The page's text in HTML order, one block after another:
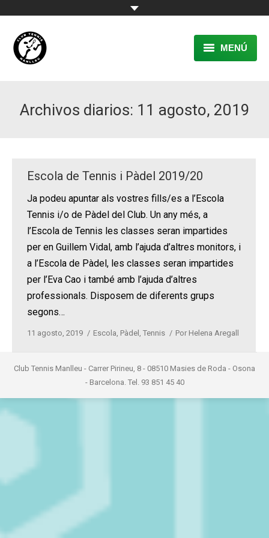
MENÚ
RESERVA
CONTACTE
Archivos diarios: 11 agosto, 2019
Escola de Tennis i Pàdel 2019/20
Ja podeu apuntar als vostres fills/es a l’Escola
Tennis i/o de Pàdel del Club. Un any més, a
l’Escola de Tennis les classes seran impartides
per en Guillem Vidal, amb l’ajuda d’altres monitors, i
a l’Escola de Pàdel, les classes seran impartides
per l’Eva Cao i també amb l’ajuda d’altres
professionals. Disposem de diferents grups
segons…
11 agosto, 2019 Escola, Pàdel , Tennis Por Helena Aregall
Club Tennis Manlleu - Carrer Pirineu, 8 - 08510 Masies de Roda - Osona
- Barcelona. Tel. 93 851 45 40